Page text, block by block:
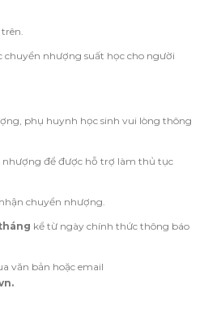
chuyển nhượng suất học cho người
phụ huynh học sinh vui lòng thông
để được hỗ trợ làm thủ tục
chuyển nhượng.
kể từ ngày chính thức thông báo
văn bản hoặc email